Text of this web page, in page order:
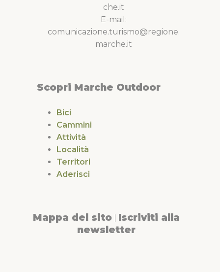
che.it
E-mail:
comunicazione.turismo@regione.
marche.it
Scopri Marche Outdoor
Bici
Cammini
Attività
Località
Territori
Aderisci
Mappa del sito Iscriviti alla
newsletter